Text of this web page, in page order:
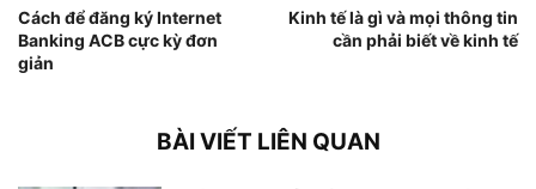
Cách để đăng ký Internet
Banking ACB cực kỳ đơn
giản
Kinh tế là gì và mọi thông tin
cần phải biết về kinh tế
BÀI VIẾT LIÊN QUAN